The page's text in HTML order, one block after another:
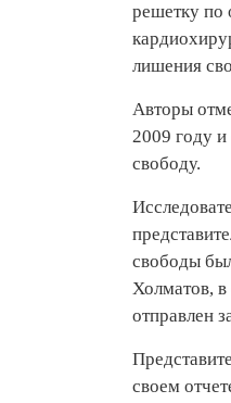
решетку по
лишения
Авторы
2009 году и
свободу.
свободы
Холматов,
отправлен
своем